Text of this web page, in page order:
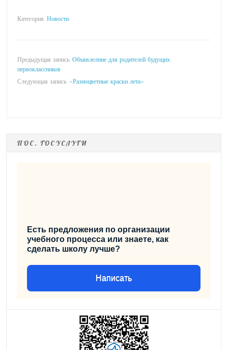
Категория:Новости
Предыдущая запись:Объявлелние для родителей будущих
первоклассников
Следующая запись: «Разноцветные краски лета»
ПОС. ГОСУСЛУГИ
Есть предложения по организации
учебного процесса или знаете, как
сделать школу лучше?
Написать